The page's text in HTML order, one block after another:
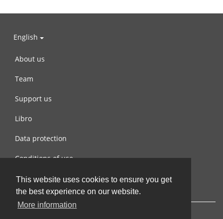
This website uses cookies to ensure you get
the best experience on our website.
More information
English
About us
Team
Support us
Libro
Data protection
Conditions of use
Contact us